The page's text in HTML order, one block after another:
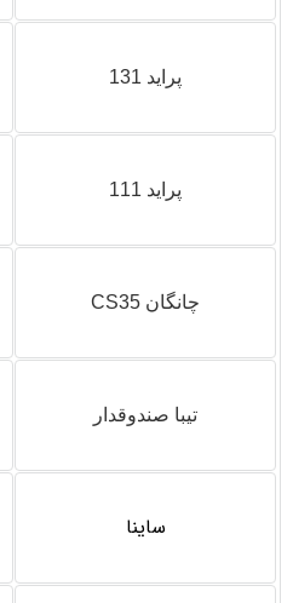
پراید 131
پراید 111
چانگان CS35
تیبا صندوقدار
ساینا